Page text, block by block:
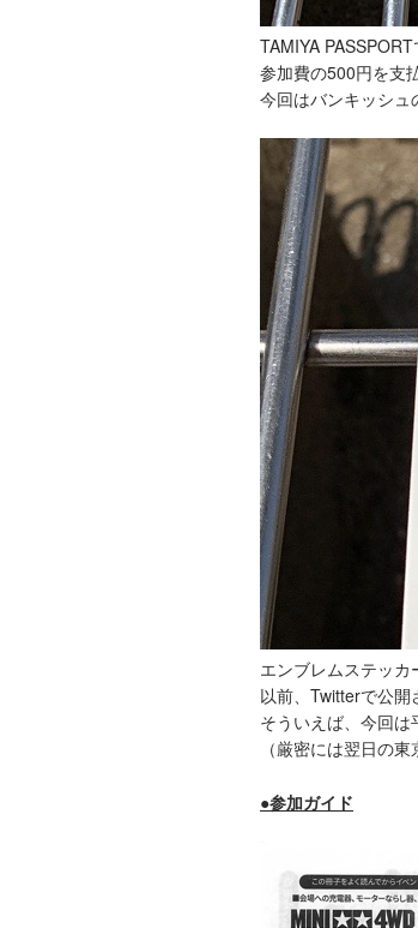
TAMIYA
参加費の500円を支
今回はバンキッシュ
エンブレムステッカ
以前、Twitterで公開
そういえば、今回は
（厳密には翌日の
●参加ガイド